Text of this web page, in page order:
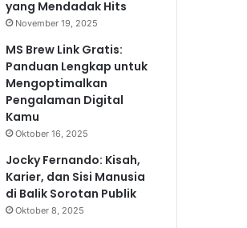
yang Mendadak Hits
November 19, 2025
MS Brew Link Gratis:
Panduan Lengkap untuk
Mengoptimalkan
Pengalaman Digital
Kamu
Oktober 16, 2025
Jocky Fernando: Kisah,
Karier, dan Sisi Manusia
di Balik Sorotan Publik
Oktober 8, 2025